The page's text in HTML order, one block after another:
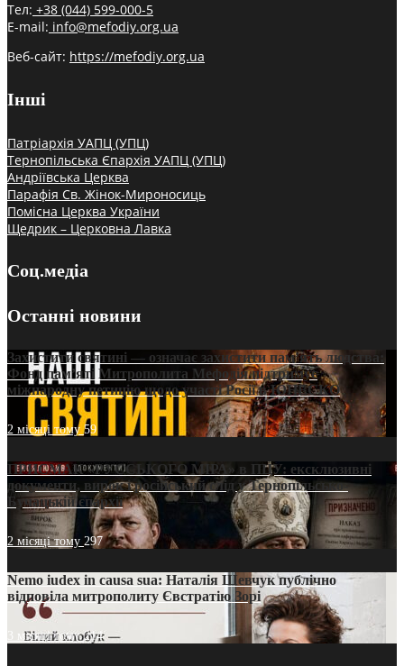
Тел: +38 (044) 599-000-5
E-mail: info@mefodiy.org.ua
Веб-сайт: https://mefodiy.org.ua
Інші
Патріархія УАПЦ (УПЦ)
Тернопільська Єпархія УАПЦ (УПЦ)
Андріївська Церква
Парафія Св. Жінок-Мироносиць
Помісна Церква України
Щедрик – Церковна Лавка
Соц.медіа
Останні новини
Захистити святині — означає захистити пам’ять людства:
Фонд пам’яті Митрополита Мефодія підтримує
міжнародну петицію щодо участі Росії в ЮНЕСКО
2 місяці тому59
ПРИСМАК «РУССЬКОГО МІРА» в ПЦУ: ексклюзивні
документи, вирок і російський слід у Тернопільсько-
Бучацькій єпархії
2 місяці тому 297
Nemo iudex in causa sua: Наталія Шевчук публічно
відповіла митрополиту Євстратію Зорі
3 місяці тому214